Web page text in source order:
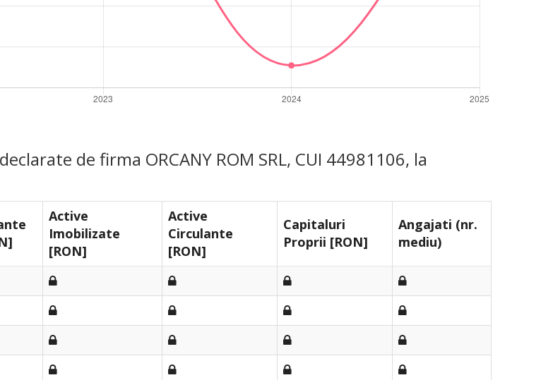
de firma ORCANY ROM SRL, CUI 44981106, la
Active
Imobilizate
[RON]
Active
Circulante
[RON]
Capitaluri
Proprii [RON]
Angajati (nr.
mediu)